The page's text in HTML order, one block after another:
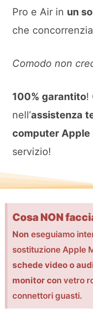
Pro e Air in un
che
Comodo non
100% garantito!
nell’assistenza
computer Apple
servizio!
Cosa NON
Non eseguiamo
sostituzione Apple
schede video o
monitor con vetro
connettori guasti.